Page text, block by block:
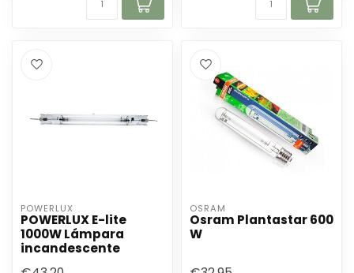
POWERLUX
POWERLUX E-lite
1000W Lámpara
incandescente
OSRAM
Osram Plantastar 600
W